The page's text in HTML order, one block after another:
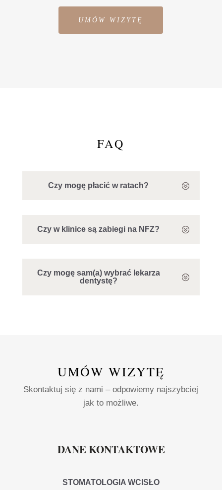
UMÓW WIZYTĘ
FAQ
Czy mogę płacić w ratach?
Czy w klinice są zabiegi na NFZ?
Czy mogę sam(a) wybrać lekarza
dentystę?
UMÓW WIZYTĘ
Skontaktuj się z nami – odpowiemy najszybciej
jak to możliwe.
DANE KONTAKTOWE
STOMATOLOGIA WCISŁO